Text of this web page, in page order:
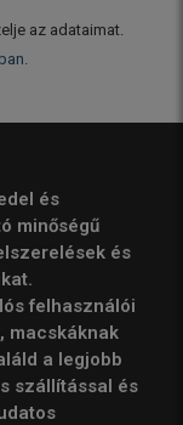
az adataimat.
.
és
minőségű
és
felhasználói
macskáknak
a legjobb
szállítással és